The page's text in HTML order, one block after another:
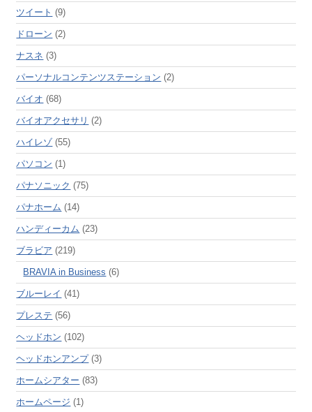
ツイート (9)
ドローン (2)
ナスネ (3)
パーソナルコンテンツステーション (2)
バイオ (68)
バイオアクセサリ (2)
ハイレゾ(55)
パソコン (1)
パナソニック (75)
パナホーム (14)
ハンディーカム (23)
ブラビア (219)
BRAVIA in Business (6)
ブルーレイ (41)
プレステ (56)
ヘッドホン (102)
ヘッドホンアンプ(3)
ホームシアター (83)
ホームページ (1)